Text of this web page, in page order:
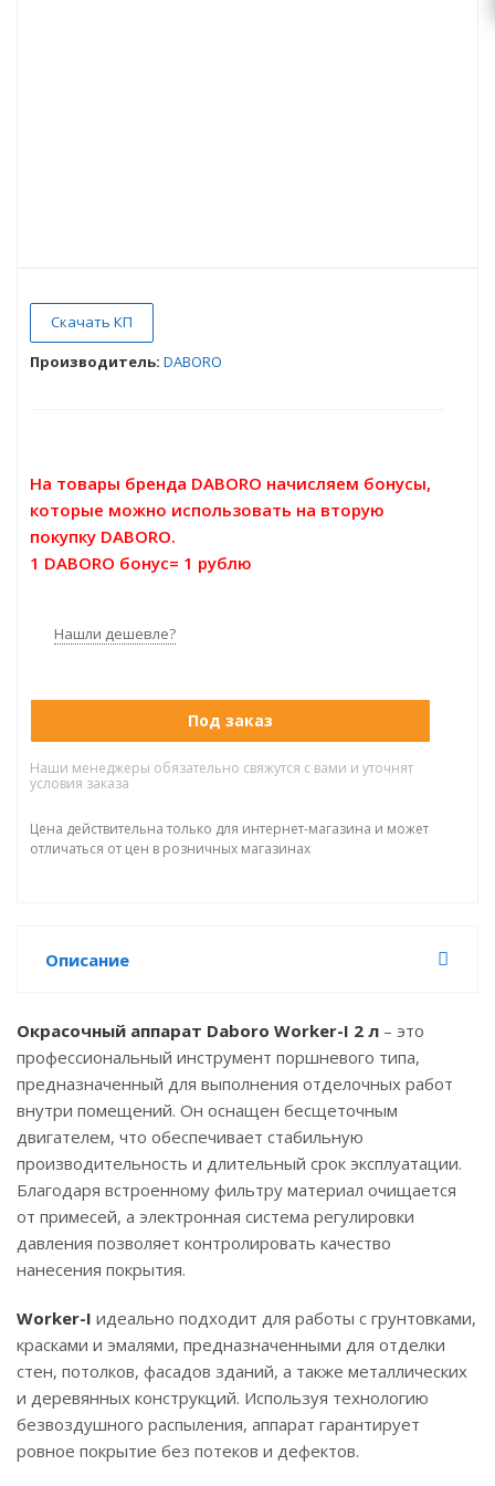
Скачать КП
Производитель: DABORO
На товары бренда DABORO начисляем бонусы,
которые можно использовать на вторую
покупку DABORO.
1 DABORO бонус= 1 рублю
Нашли дешевле?
Под заказ
Наши менеджеры обязательно свяжутся с вами и уточнят
условия заказа
Цена действительна только для интернет-магазина и может
отличаться от цен в розничных магазинах
Описание
Окрасочный аппарат Daboro Worker-I 2 л – это
профессиональный инструмент поршневого типа,
предназначенный для выполнения отделочных работ
внутри помещений. Он оснащен бесщеточным
двигателем, что обеспечивает стабильную
производительность и длительный срок эксплуатации.
Благодаря встроенному фильтру материал очищается
от примесей, а электронная система регулировки
давления позволяет контролировать качество
нанесения покрытия.
Worker-I идеально подходит для работы с грунтовками,
красками и эмалями, предназначенными для отделки
стен, потолков, фасадов зданий, а также металлических
и деревянных конструкций. Используя технологию
безвоздушного распыления, аппарат гарантирует
ровное покрытие без потеков и дефектов.